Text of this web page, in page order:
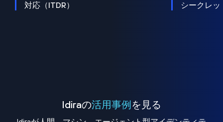
対応（ITDR）
シークレッ
Idiraの活用事例を見る